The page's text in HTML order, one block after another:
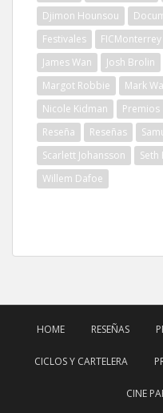
Djimon Hounsou
Festivales
FICMonterrey
James Wan
Josh Brolin
Margot Robbie
Mark
Nicole Kidman
Premios
Reseña
Reseñas
Scarlett Johansson
Seth
Willem Dafoe
HOME RESEÑAS
CICLOS Y CARTELERA
CINE